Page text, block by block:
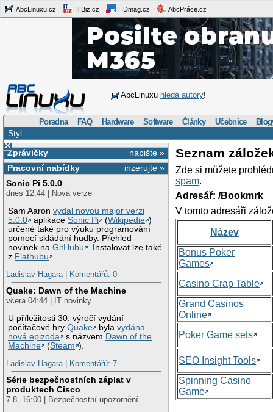
AbcLinuxu.cz ITBiz.cz HDmag.cz AbcPráce.cz
AbcLinuxu hledá autory!
Poradna FAQ Hardware Software Články Učebnice
Styl
×
napište »
Zprávičky
inzerujte »
Pracovní nabídky
Sonic Pi 5.0.0
dnes 12:44 | Nová verze
Sam Aaronvydal novou major verzi
5.0.0
aplikaceSonic Pi (Wikipedie )
určené také pro výuku programování
pomocí skládání hudby. Přehled
novinek naGitHubu
. Instalovat lze také
z Flathubu
Ladislav Hagara| Komentářů: 0
Quake: Dawn of the Machine
včera 04:44 | IT novinky
U příležitosti 30. výročí vydání
počítačové hryQuake bylavydána
nová epizoda
s názvem Dawn of the
Machine
(Steam ).
Ladislav Hagara| Komentářů: 7
Série bezpečnostních záplat v
produktech Cisco
7.8. 16:00 | Bezpečnostní upozornění
Seznam
Zde si můžete
spam.
Adresář: /Bookmrk
V tomto adresáři
Název
Bonus Poker
Games
Casino Crap Table
Grand Casinos
Online
Poker Game sets
SEO Insight Tools
Spinning Casino
Game